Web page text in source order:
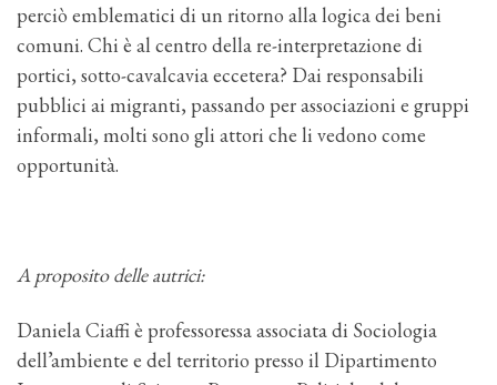
perciò emblematici di un ritorno alla logica dei beni
comuni. Chi è al centro della re-interpretazione di
portici, sotto-cavalcavia eccetera? Dai responsabili
pubblici ai migranti, passando per associazioni e gruppi
informali, molti sono gli attori che li vedono come
opportunità.
A proposito delle autrici:
Daniela Ciaffi è professoressa associata di Sociologia
dell’ambiente e del territorio presso il Dipartimento